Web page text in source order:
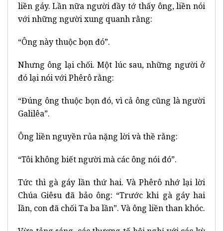
liền gáy. Lần nữa người đầy tớ thấy ông, liền nói
với những người xung quanh rằng:
“Ông này thuộc bọn đó”.
Nhưng ông lại chối. Một lúc sau, những người ở
đó lại nói với Phêrô rằng:
“Đúng ông thuộc bọn đó, vì cả ông cũng là người
Galilêa”.
Ông liền nguyền rủa nặng lời và thề rằng:
“Tôi không biết người mà các ông nói đó”.
Tức thì gà gáy lần thứ hai. Và Phêrô nhớ lại lời
Chúa Giêsu đã bảo ông: “Trước khi gà gáy hai
lần, con đã chối Ta ba lần”. Và ông liền than khóc.